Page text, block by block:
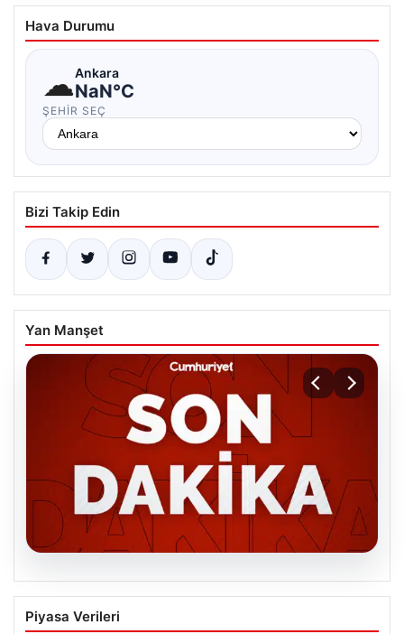
Hava Durumu
☁Ankara
NaN°C
ŞEHIR SEÇ
Bizi Takip Edin
Yan Manşet
MGK’den 8 maddelik kritik bildiri: Dikkat
çeken ‘Terörsüz Bölge’ vurgusu
Piyasa Verileri